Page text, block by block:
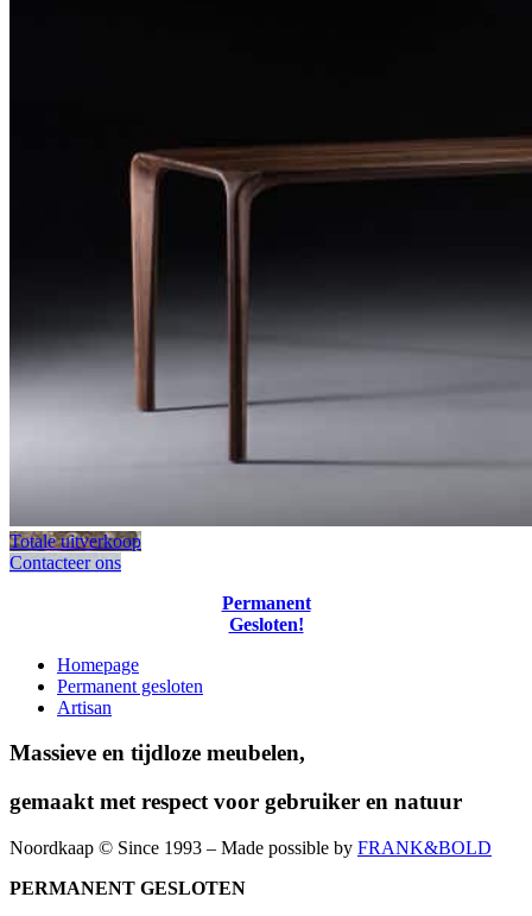
Totale uitverkoop
Contacteer ons
Permanent
Gesloten!
Homepage
Permanent gesloten
Artisan
Massieve en tijdloze meubelen,
gemaakt met respect voor gebruiker en natuur
Noordkaap © Since 1993 – Made possible by FRANK&BOLD
PERMANENT GESLOTEN